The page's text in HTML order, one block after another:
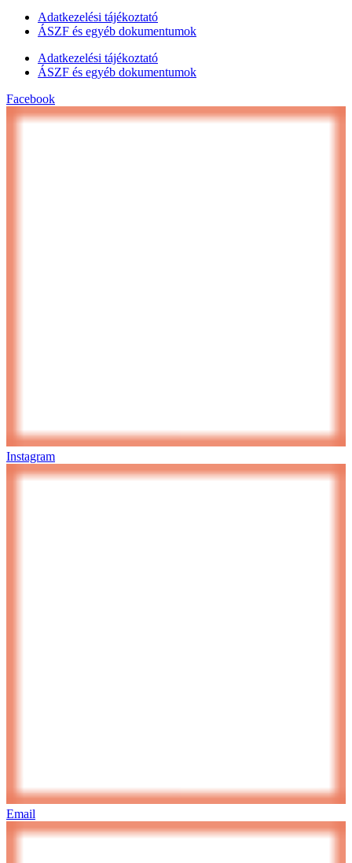
Adatkezelési tájékoztató
ÁSZF és egyéb dokumentumok
Adatkezelési tájékoztató
ÁSZF és egyéb dokumentumok
Facebook
Instagram
Email